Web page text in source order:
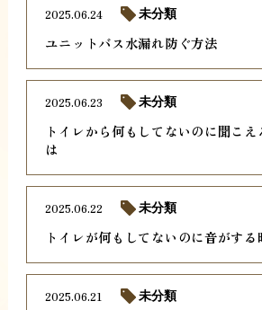
ユニットバス水漏れ防ぐ方法
2025.06.24 未分類
トイレから何もしてないのに聞こえ
は
2025.06.23 未分類
トイレが何もしてないのに音がする
2025.06.22 未分類
2025.06.21 未分類